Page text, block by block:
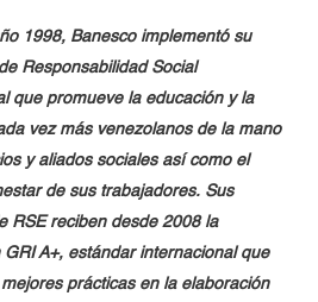
1998, Banesco implementó su
Responsabilidad Social
que promueve la educación y la
vez más venezolanos de la mano
y aliados sociales así como el
de sus trabajadores. Sus
RSE reciben desde 2008 la
GRI A+, estándar internacional que
prácticas en la elaboración